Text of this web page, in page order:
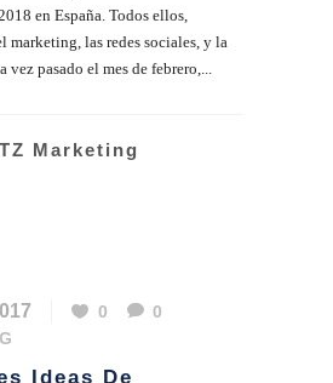
en España. Todos ellos,
marketing, las redes sociales, y la
vez pasado el mes de febrero,...
Marketing
0
0
Ideas De